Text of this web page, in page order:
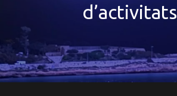
d’activitats